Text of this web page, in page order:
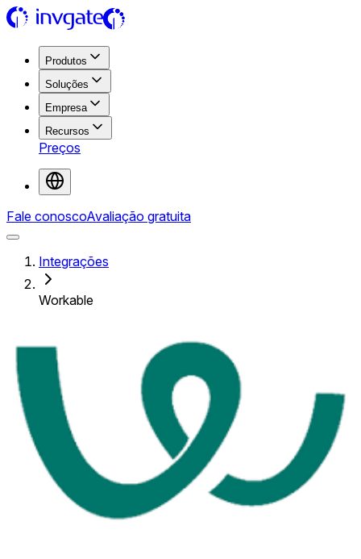
Produtos
Soluções
Empresa
Recursos
Preços
Fale conoscoAvaliação gratuita
Integrações
Workable